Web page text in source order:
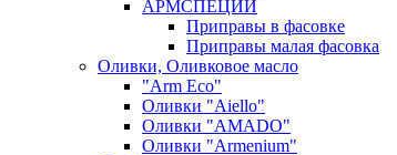
АРМСПЕЦИИ
Приправы в фасовке
Приправы малая фасовка
Оливки, Оливковое масло
"Arm Eco"
Оливки "Aiello"
Оливки "AMADO"
Оливки "Armenium"